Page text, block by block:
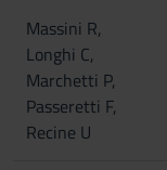
Massini R,
Longhi C,
Marchetti P,
Passeretti F,
Recine U